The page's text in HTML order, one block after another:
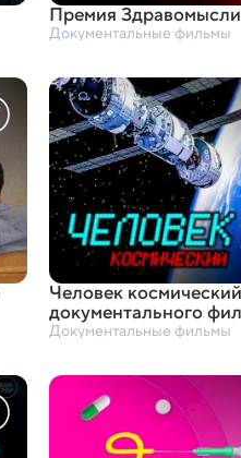
Премия
Документальные фильмы
Человек
документального
Документальные фильмы